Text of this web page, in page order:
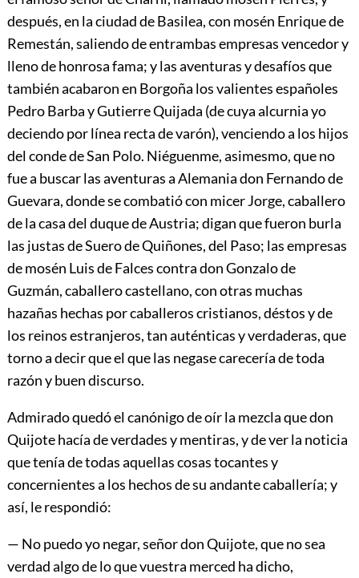
después, en la ciudad de Basilea, con mosén Enrique de
Remestán, saliendo de entrambas empresas vencedor y
lleno de honrosa fama; y las aventuras y desafíos que
también acabaron en Borgoña los valientes españoles
Pedro Barba y Gutierre Quijada (de cuya alcurnia yo
deciendo por línea recta de varón), venciendo a los hijos
del conde de San Polo. Niéguenme, asimesmo, que no
fue a buscar las aventuras a Alemania don Fernando de
Guevara, donde se combatió con micer Jorge, caballero
de la casa del duque de Austria; digan que fueron burla
las justas de Suero de Quiñones, del Paso; las empresas
de mosén Luis de Falces contra don Gonzalo de
Guzmán, caballero castellano, con otras muchas
hazañas hechas por caballeros cristianos, déstos y de
los reinos estranjeros, tan auténticas y verdaderas, que
torno a decir que el que las negase carecería de toda
razón y buen discurso.
Admirado quedó el canónigo de oír la mezcla que don
Quijote hacía de verdades y mentiras, y de ver la noticia
que tenía de todas aquellas cosas tocantes y
concernientes a los hechos de su andante caballería; y
así, le respondió:
— No puedo yo negar, señor don Quijote, que no sea
verdad algo de lo que vuestra merced ha dicho,